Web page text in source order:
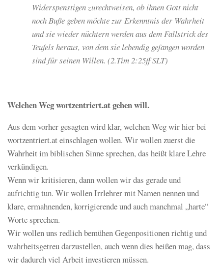
Widerspenstigen zurechtweisen, ob ihnen Gott nicht
noch Buße geben möchte zur Erkenntnis der Wahrheit
und sie wieder nüchtern werden aus dem Fallstrick des
Teufels heraus, von dem sie lebendig gefangen worden
sind für seinen Willen. (2.Tim 2:25ff SLT)
Welchen Weg wortzentriert.at gehen will.
Aus dem vorher gesagten wird klar, welchen Weg wir hier bei
wortzentriert.at einschlagen wollen. Wir wollen zuerst die
Wahrheit im biblischen Sinne sprechen, das heißt klare Lehre
verkündigen.
Wenn wir kritisieren, dann wollen wir das gerade und
aufrichtig tun. Wir wollen Irrlehrer mit Namen nennen und
klare, ermahnenden, korrigierende und auch manchmal „harte“
Worte sprechen.
Wir wollen uns redlich bemühen Gegenpositionen richtig und
wahrheitsgetreu darzustellen, auch wenn dies heißen mag, dass
wir dadurch viel Arbeit investieren müssen.